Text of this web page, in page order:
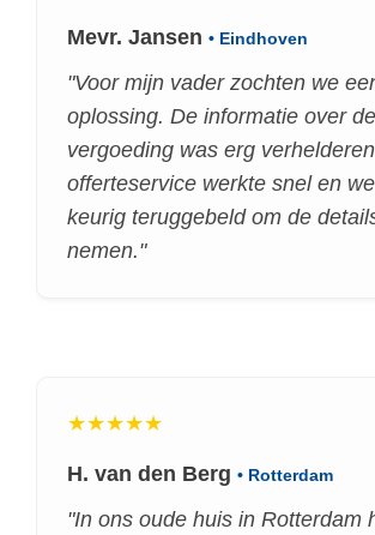
Mevr. Jansen • Eindhoven
"Voor mijn vader zochten we
oplossing. De informatie over
vergoeding was erg
offerteservice werkte snel en
keurig teruggebeld om de
nemen."
★★★★★
H. van den Berg • Rotterdam
"In ons oude huis in Rotterdam